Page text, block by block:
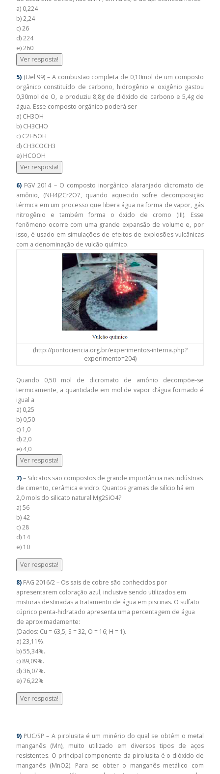
a) 0,224
b) 2,24
c) 26
d) 224
e) 260
Ver resposta!
5) (Uel 99) – A combustão completa de 0,10mol de um composto
orgânico constituído de carbono, hidrogênio e oxigênio gastou
0,30mol de O‚ e produziu 8,8g de dióxido de carbono e 5,4g de
água. Esse composto orgânico poderá ser
a) CH3OH
b) CH3CHO
c) C2H5OH
d) CH3COCH3
e) HCOOH
Ver resposta!
6) FGV 2014 – O composto inorgânico alaranjado dicromato de
amônio, (NH4)2Cr2O7, quando aquecido sofre decomposição
térmica em um processo que libera água na forma de vapor, gás
nitrogênio e também forma o óxido de cromo (III). Esse
fenômeno ocorre com uma grande expansão de volume e, por
isso, é usado em simulações de efeitos de explosões vulcânicas
com a denominação de vulcão químico.
(http://pontociencia.org.br/experimentos-interna.php?
experimento=204)
Quando 0,50 mol de dicromato de amônio decompõe-se
termicamente, a quantidade em mol de vapor d’água formado é
igual a
a) 0,25
b) 0,50
c) 1,0
d) 2,0
e) 4,0
Ver resposta!
7)– Silicatos são compostos de grande importância nas indústrias
de cimento, cerâmica e vidro. Quantos gramas de silício há em
2,0 mols do silicato natural Mg2SiO4?
a) 56
b) 42
c) 28
d) 14
e) 10
Ver resposta!
8) FAG 2016/2 – Os sais de cobre são conhecidos por
apresentarem coloração azul, inclusive sendo utilizados em
misturas destinadas a tratamento de água em piscinas. O sulfato
cúprico penta-hidratado apresenta uma percentagem de água
de aproximadamente:
(Dados: Cu = 63,5; S = 32, O = 16; H = 1).
a) 23,11%.
b) 55,34%.
c) 89,09%.
d) 36,07%.
e) 76,22%
Ver resposta!
9) PUC/SP – A pirolusita é um minério do qual se obtém o metal
manganês (Mn), muito utilizado em diversos tipos de aços
resistentes. O principal componente da pirolusita é o dióxido de
manganês (MnO2). Para se obter o manganês metálico com